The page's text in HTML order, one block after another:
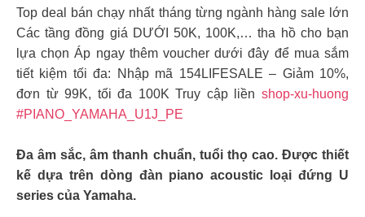
Top deal bán chạy nhất tháng từng ngành hàng sale lớn
Các tầng đồng giá DƯỚI 50K, 100K,… tha hồ cho bạn
lựa chọn Áp ngay thêm voucher dưới đây để mua sắm
tiết kiệm tối đa: Nhập mã 154LIFESALE – Giảm 10%,
đơn từ 99K, tối đa 100K Truy cập liền shop-xu-huong
#PIANO_YAMAHA_U1J_PE
Đa âm sắc, âm thanh chuẩn, tuổi thọ cao. Được thiết
kế dựa trên dòng đàn piano acoustic loại đứng U
series của Yamaha.